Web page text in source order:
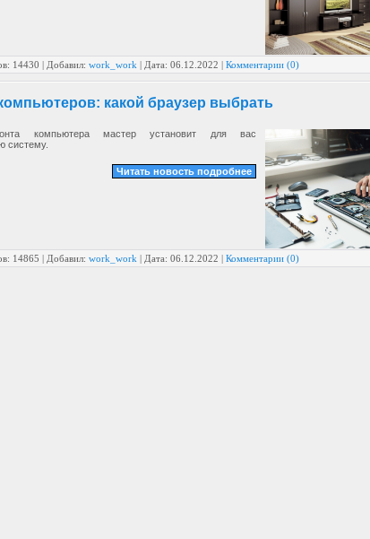
14430 | Добавил: work_work | Дата: 06.12.2022 | Комментарии (0)
какой браузер выбрать
компьютера мастер установит для вас
систему.
Читать новость подробнее
14865 | Добавил: work_work | Дата: 06.12.2022 Комментарии (0)